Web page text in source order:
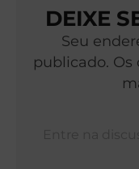
DEIXE
Seu
publicado.